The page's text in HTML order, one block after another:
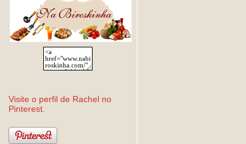
Visite o perfil de Rachel no
Pinterest.